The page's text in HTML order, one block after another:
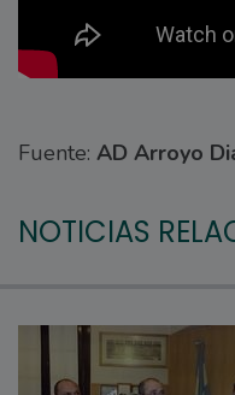
Fuente: AD Arroyo
NOTICIAS